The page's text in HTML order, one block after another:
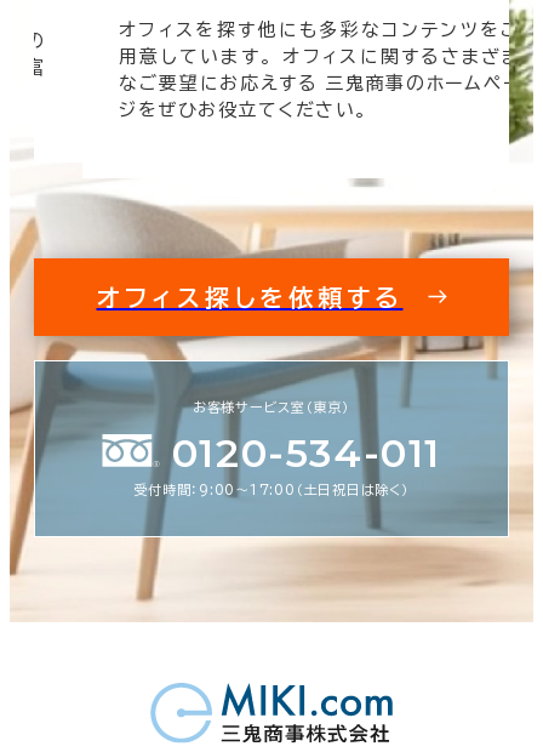
の
豊富
オフィスを探す他にも多彩なコンテンツをご
用意しています。 オフィスに関するさまざま
なご要望にお応えする 三鬼商事のホームペー
ジをぜひお役立てください。
オフィス探しを依頼する
お客様サービス室（東京）
0120-534-011
受付時間：9:00〜17:00（土日祝日は除く）